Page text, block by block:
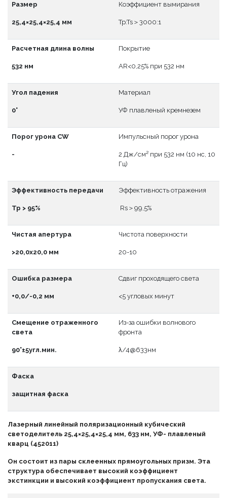
Размер
25,4×25,4×25,4 мм
Коэффициент вымирания
Tp:Ts＞3000:1
Расчетная длина волны
532 нм
Покрытие
АR<0,25% при 532 нм
Угол падения
0°
Материал
УФ плавленый кремнезем
Порог урона CW
-
Импульсный порог урона
2 Дж/см² при 532 нм (10 нс, 10
Гц)
Эффективность передачи
Тр > 95%
Эффективность отражения
Rs＞99,5%
Чистая апертура
>20,0x20,0 мм
Чистота поверхности
20-10
Ошибка размера
+0,0/-0,2 мм
Сдвиг проходящего света
<5 угловых минут
Смещение отраженного
света
90°±5угл.мин.
Из-за ошибки волнового
фронта
λ/4@633нм
Фаска
защитная фаска
Лазерный линейный поляризационный кубический
светоделитель 25,4×25,4×25,4 мм, 633 нм, УФ- плавленый
кварц (452011)
Он состоит из пары склеенных прямоугольных призм. Эта
структура обеспечивает высокий коэффициент
экстинкции и высокий коэффициент пропускания света.